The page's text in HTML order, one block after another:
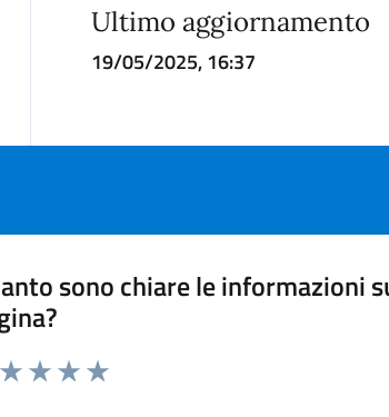
Ultimo aggiornamento
19/05/2025, 16:37
sono chiare le informazioni
da 1 a 5 stelle la pagina